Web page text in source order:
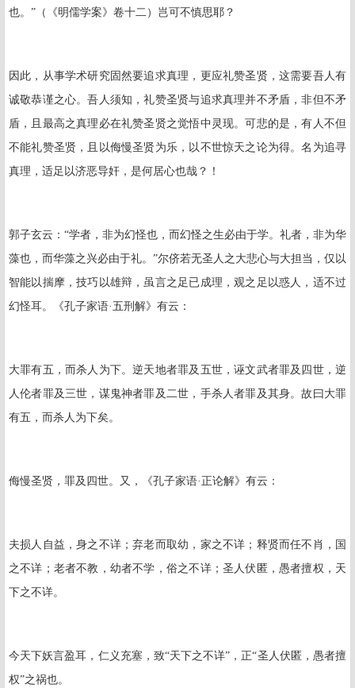
也。”（《明儒学案》卷十二）岂可不慎思耶？
因此，从事学术研究固然要追求真理，更应礼赞圣贤，这需要吾人有
诚敬恭谨之心。吾人须知，礼赞圣贤与追求真理并不矛盾，非但不矛
盾，且最高之真理必在礼赞圣贤之觉悟中灵现。可悲的是，有人不但
不能礼赞圣贤，且以侮慢圣贤为乐，以不世惊天之论为得。名为追寻
真理，适足以济恶导奸，是何居心也哉？！
郭子玄云：“学者，非为幻怪也，而幻怪之生必由于学。礼者，非为华
藻也，而华藻之兴必由于礼。”尔侪若无圣人之大悲心与大担当，仅以
智能以揣摩，技巧以雄辩，虽言之足已成理，观之足以惑人，适不过
幻怪耳。《孔子家语·五刑解》有云：
大罪有五，而杀人为下。逆天地者罪及五世，诬文武者罪及四世，逆
人伦者罪及三世，谋鬼神者罪及二世，手杀人者罪及其身。故曰大罪
有五，而杀人为下矣。
侮慢圣贤，罪及四世。又，《孔子家语·正论解》有云：
夫损人自益，身之不详；弃老而取幼，家之不详；释贤而任不肖，国
之不详；老者不教，幼者不学，俗之不详；圣人伏匿，愚者擅权，天
下之不详。
今天下妖言盈耳，仁义充塞，致“天下之不详”，正“圣人伏匿，愚者擅
权”之祸也。